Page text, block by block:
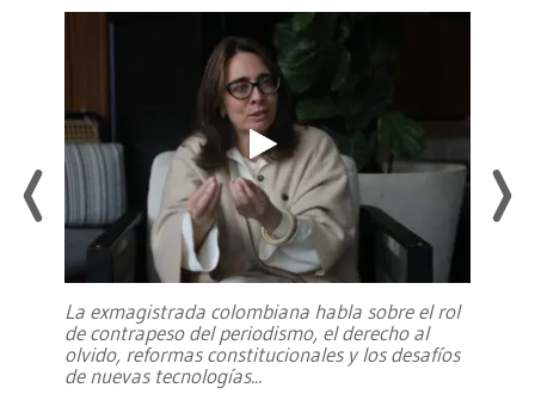
La exmagistrada colombiana habla sobre el rol
de contrapeso del periodismo, el derecho al
olvido, reformas constitucionales y los desafíos
de nuevas tecnologías...